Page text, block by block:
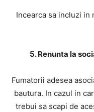
Incearca sa incluzi in
5. Renunta la
Fumatorii adesea
bautura. In cazul in
trebui sa scapi de